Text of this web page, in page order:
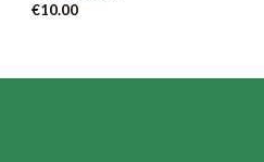
€10.00